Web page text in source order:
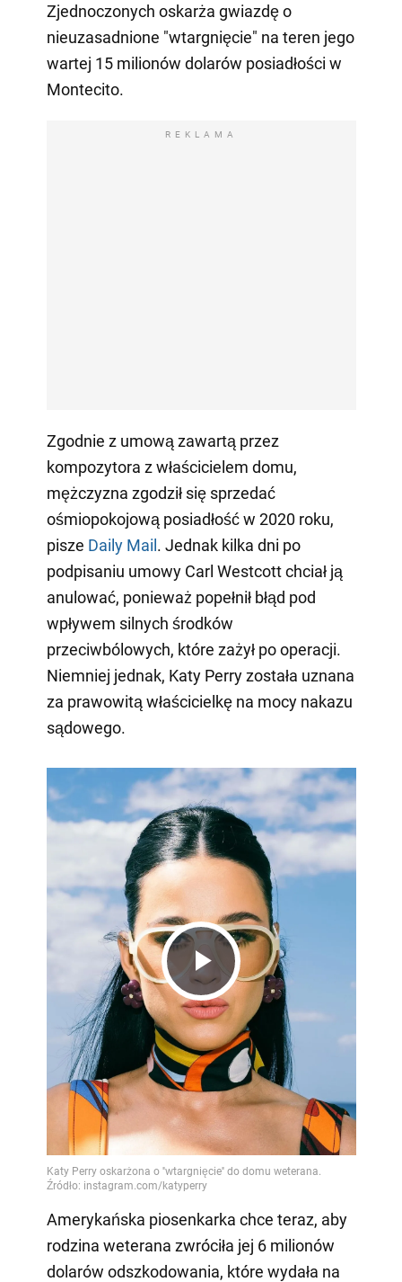
Zjednoczonych oskarża gwiazdę o
nieuzasadnione "wtargnięcie" na teren jego
wartej 15 milionów dolarów posiadłości w
Montecito.
REKLAMA
Zgodnie z umową zawartą przez
kompozytora z właścicielem domu,
mężczyzna zgodził się sprzedać
ośmiopokojową posiadłość w 2020 roku,
pisze Daily Mail. Jednak kilka dni po
podpisaniu umowy Carl Westcott chciał ją
anulować, ponieważ popełnił błąd pod
wpływem silnych środków
przeciwbólowych, które zażył po operacji.
Niemniej jednak, Katy Perry została uznana
za prawowitą właścicielkę na mocy nakazu
sądowego.
Play
Video
Amerykańska piosenkarka chce teraz, aby
rodzina weterana zwróciła jej 6 milionów
dolarów odszkodowania, które wydała na